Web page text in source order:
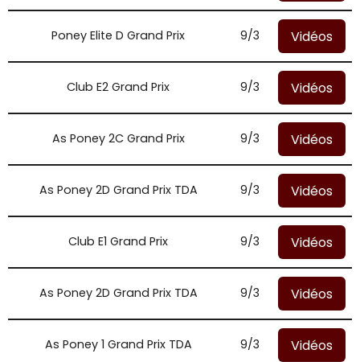
Poney Elite D Grand Prix 9/3 Vidéos
Club E2 Grand Prix 9/3 Vidéos
As Poney 2C Grand Prix 9/3 Vidéos
As Poney 2D Grand Prix TDA 9/3 Vidéos
Club E1 Grand Prix 9/3 Vidéos
As Poney 2D Grand Prix TDA 9/3 Vidéos
As Poney 1 Grand Prix TDA 9/3 Vidéos